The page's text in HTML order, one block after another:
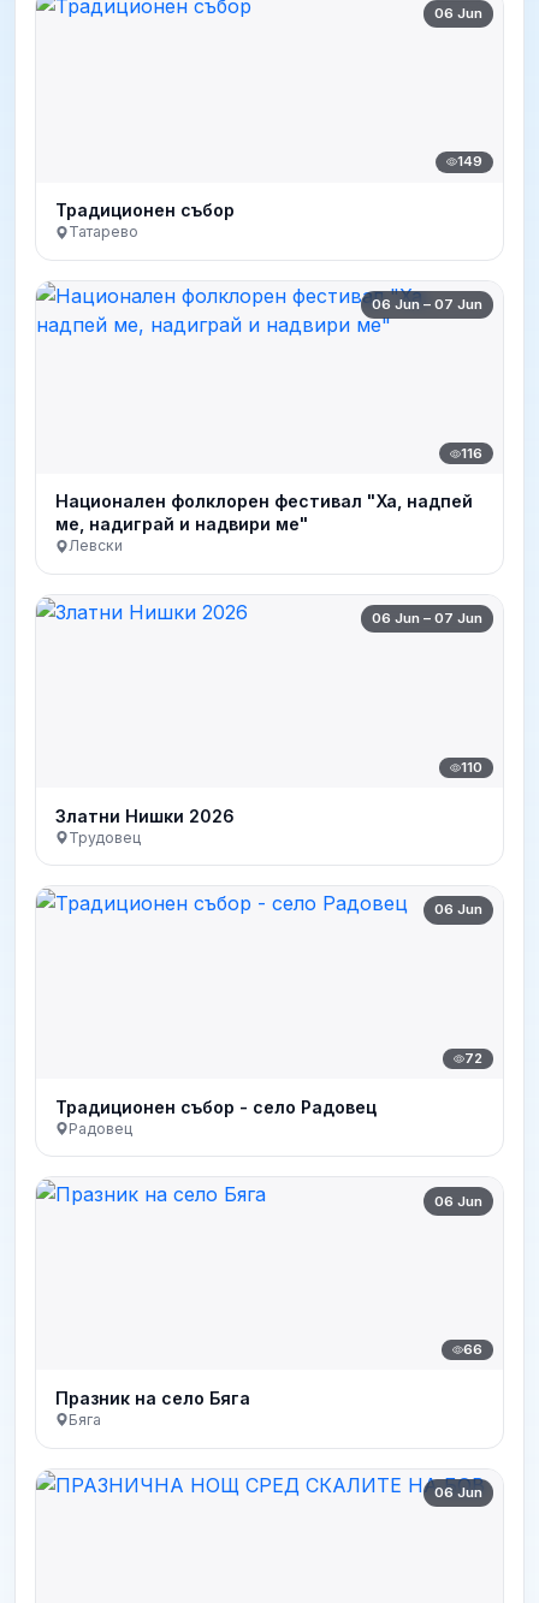
06 Jun
149
Традиционен събор
Татарево
06 Jun – 07 Jun
116
Национален фолклорен фестивал "Ха, надпей
ме, надиграй и надвири ме"
Левски
06 Jun – 07 Jun
110
Златни Нишки 2026
Трудовец
06 Jun
72
Традиционен събор - село Радовец
Радовец
06 Jun
66
Празник на село Бяга
Бяга
06 Jun